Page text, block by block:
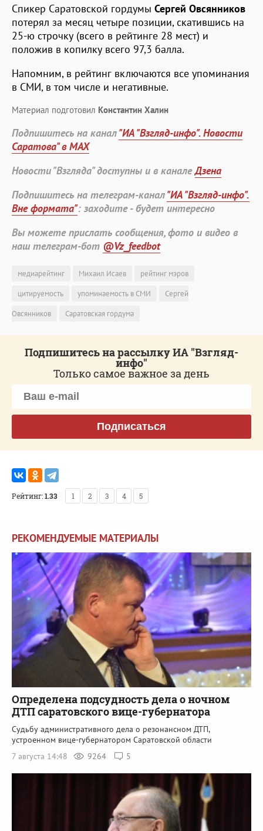
Спикер Саратовской гордумы Сергей Овсянников
потерял за месяц четыре позиции, скатившись на
25-ю строчку (всего в рейтинге 28 мест) и
положив в копилку всего 97,3 балла.
Напомним, в рейтинг включаются все упоминания
в СМИ, в том числе и негативные.
Материал подготовил Константин Халин
Подпишитесь на канал"ИА "Взгляд-инфо". Новости
Саратова" в MAX
Новости "Взгляда" доступны и в каналеДзена
Подпишитесь на телеграм-канал"ИА "Взгляд-инфо".
Вне формата": заходите - будет интересно
Вы можете прислать сообщения, фото и видео в
наш телеграм-бот @Vz_feedbot
медиарейтинг Михаил Исаев
рейтинг мэров
цитируемость
упоминаемость в СМИ
Сергей
Овсянников
Саратовская гордума
Подпишитесь на рассылку ИА "Взгляд-
инфо"
Только самое важное за день
Подписаться
Рейтинг:1.33 1 2 3 4 5
РЕКОМЕНДУЕМЫЕ МАТЕРИАЛЫ
Определена подсудность дела о ночном
ДТП саратовского вице-губернатора
Судьбу административного дела о резонансном ДТП,
устроенном вице-губернатором Саратовской области
7 августа 14:48
9264 5